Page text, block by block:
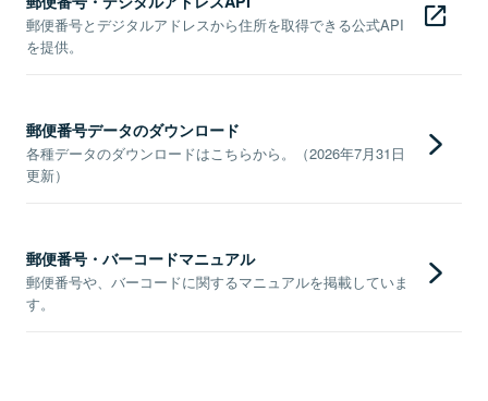
郵便番号とデジタルアドレスから住所を取得できる公式API
を提供。
郵便番号データのダウンロード
各種データのダウンロードはこちらから。（2026年7月31日
更新）
郵便番号・バーコードマニュアル
郵便番号や、バーコードに関するマニュアルを掲載していま
す。